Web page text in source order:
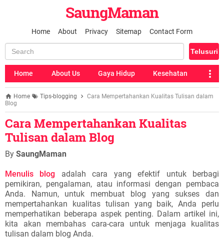
SaungMaman
Home About Privacy Sitemap Contact Form
Home About Us Gaya Hidup Kesehatan
Home Tips-blogging
Cara Mempertahankan Kualitas Tulisan dalam
Blog
Cara Mempertahankan Kualitas
Tulisan dalam Blog
By SaungMaman
Menulis blog adalah cara yang efektif untuk berbagi
pemikiran, pengalaman, atau informasi dengan pembaca
Anda. Namun, untuk membuat blog yang sukses dan
mempertahankan kualitas tulisan yang baik, Anda perlu
memperhatikan beberapa aspek penting. Dalam artikel ini,
kita akan membahas cara-cara untuk menjaga kualitas
tulisan dalam blog Anda.